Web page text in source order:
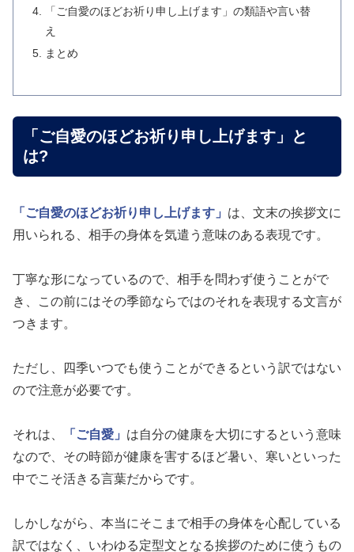
「ご自愛のほどお祈り申し上げます」の類語や言い替
え
まとめ
「ご自愛のほどお祈り申し上げます」と
は?
「ご自愛のほどお祈り申し上げます」 は、文末の挨拶文に
用いられる、相手の身体を気遣う意味のある表現です。
丁寧な形になっているので、相手を問わず使うことがで
き、この前にはその季節ならではのそれを表現する文言が
つきます。
ただし、四季いつでも使うことができるという訳ではない
ので注意が必要です。
それは、 「ご自愛」 は自分の健康を大切にするという意味
なので、その時節が健康を害するほど暑い、寒いといった
中でこそ活きる言葉だからです。
しかしながら、本当にそこまで相手の身体を心配している
訳ではなく、いわゆる定型文となる挨拶のために使うもの